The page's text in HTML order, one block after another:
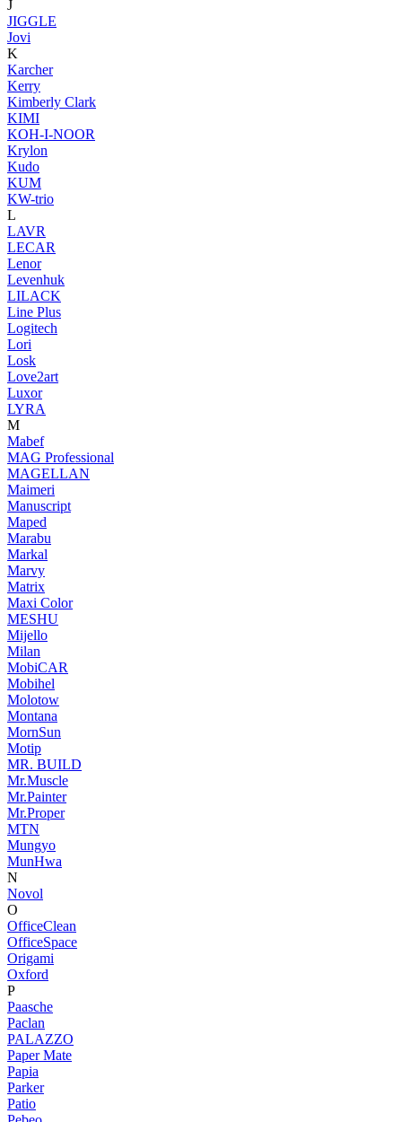
J
JIGGLE
Jovi
K
Karcher
Kerry
Kimberly Clark
KIMI
KOH-I-NOOR
Krylon
Kudo
KUM
KW-trio
L
LAVR
LECAR
Lenor
Levenhuk
LILACK
Line Plus
Logitech
Lori
Losk
Love2art
Luxor
LYRA
M
Mabef
MAG Professional
MAGELLAN
Maimeri
Manuscript
Maped
Marabu
Markal
Marvy
Matrix
Maxi Color
MESHU
Mijello
Milan
MobiCAR
Mobihel
Molotow
Montana
MornSun
Motip
MR. BUILD
Mr.Muscle
Mr.Painter
Mr.Proper
MTN
Mungyo
MunHwa
N
Novol
O
OfficeClean
OfficeSpace
Origami
Oxford
P
Paasche
Paclan
PALAZZO
Paper Mate
Papia
Parker
Patio